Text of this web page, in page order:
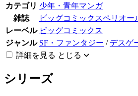
カテゴリ 少年・青年マンガ
雑誌
ビッグコミックスペリオー
レーベル ビッグコミックス
ジャンル SF・ファンタジー / デスゲ
詳細を見る とじる
シリーズ